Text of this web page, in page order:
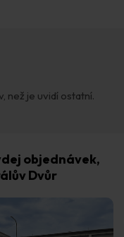
než je uvidí ostatní.
objednávek,
Dvůr